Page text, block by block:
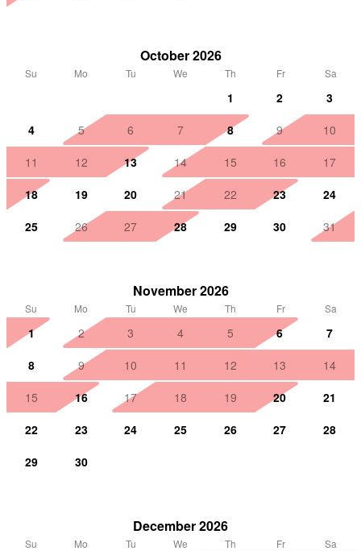
October 2026
Su Mo Tu We Th Fr Sa
1 2
3
4
5 6 7 8 9
10
11
12 13 14 15 16
17
18
19 20 21 22 23
24
25
26 27 28 29 30 31
November 2026
Su Mo Tu We Th Fr Sa
1 2 3 4 5 6
7
8
9 10 11 12 13
14
15
16 17 18 19 20
21
22
23 24 25 26 27
28
29
30
December 2026
Su Mo Tu We Th Fr Sa